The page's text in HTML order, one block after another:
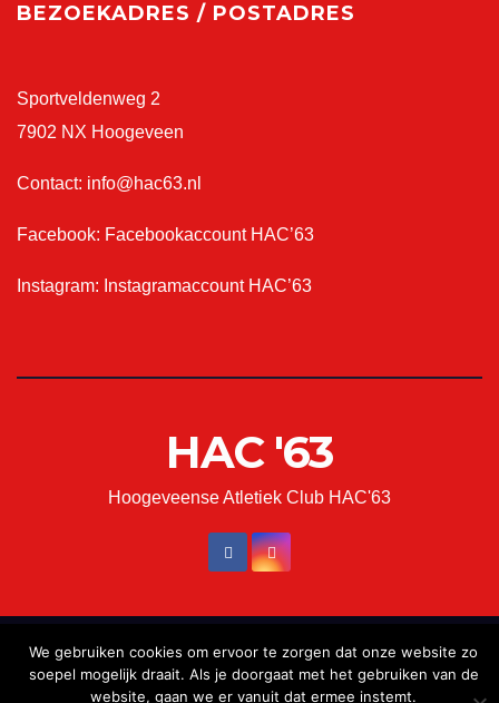
BEZOEKADRES / POSTADRES
Sportveldenweg 2
7902 NX Hoogeveen
Contact: info@hac63.nl
Facebook: Facebookaccount HAC’63
Instagram: Instagramaccount HAC’63
HAC '63
Hoogeveense Atletiek Club HAC'63
Met trots aangedreven door WordPress|Thema: Newsup door
Themeansar.
We gebruiken cookies om ervoor te zorgen dat onze website zo
soepel mogelijk draait. Als je doorgaat met het gebruiken van de
website, gaan we er vanuit dat ermee instemt.